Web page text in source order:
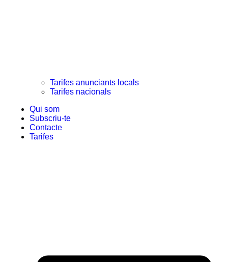
Tarifes anunciants locals
Tarifes nacionals
Qui som
Subscriu-te
Contacte
Tarifes